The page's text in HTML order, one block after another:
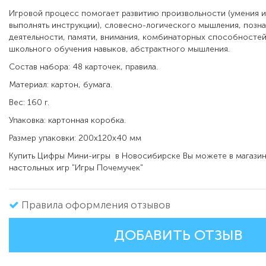
Игровой процесс помогает развитию произвольности (умения
выполнять инструкции), словесно-логического мышления,
деятельности, памяти, внимания, комбинаторных
школьного обучения навыков, абстрактного мышления.
Состав набора: 48 карточек, правила.
Материал: картон, бумага.
Вес: 160 г.
Упаковка: картонная коробка.
Размер упаковки: 200x120х40 мм
Купить Цифры Мини-игры в Новосибирске Вы можете в
настольных игр "Игры Почемучек"
Правила оформления отзывов
ДОБАВИТЬ ОТЗЫВ